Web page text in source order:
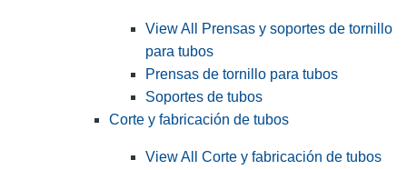
View All Prensas y soportes de tornillo
para tubos
Prensas de tornillo para tubos
Soportes de tubos
Corte y fabricación de tubos
View All Corte y fabricación de tubos